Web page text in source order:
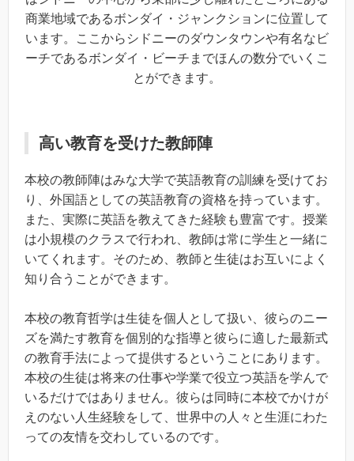
商業地域であるボンダイ・ジャンクションに位置して
います。ここからシドニーのダウンタウンや有名なビ
ーチであるボンダイ・ビーチまでほんの数分でいくこ
とができます。
高い教育を受けた教師陣
本校の教師陣はみな大学で英語教育の訓練を受けてお
り、外国語としての英語教育の資格を持っています。
また、実際に英語を教えてきた経験も豊富です。授業
は小規模のクラスで行われ、教師は常に学生と一緒に
いてくれます。そのため、教師と生徒はお互いによく
知り合うことができます。
本校の教育哲学は生徒を個人として扱い、彼らのニー
ズを満たす教育を個別的な指導と彼らに適した最新式
の教育手法によって提供するということにあります。
本校の生徒は将来の仕事や学業で役立つ英語を学んで
いるだけではありません。彼らは同時に本校でかけが
えのない人生経験をして、世界中の人々と生涯にわた
っての友情を交わしているのです。